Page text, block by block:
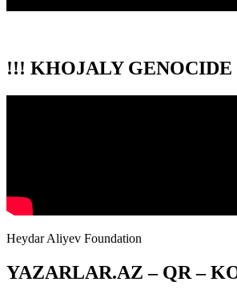
!!! KHOJALY GENOCIDE
Heydar Aliyev Foundation
YAZARLAR.AZ – QR –